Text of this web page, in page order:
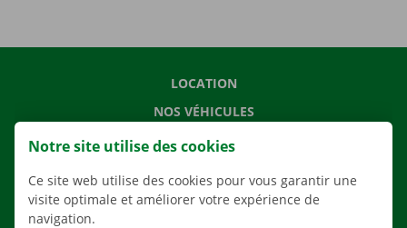
LOCATION
NOS VÉHICULES
NOS SERVICES
APPLI
Notre site utilise des cookies
Ce site web utilise des cookies pour vous garantir une
visite optimale et améliorer votre expérience de
navigation.